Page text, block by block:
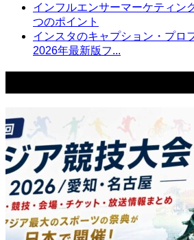
インフルエンサーマーケティン
つのポイント
インスタのキャプション・プロ
2026年最新版フ...